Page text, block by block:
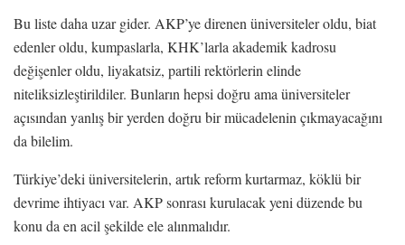
Bu liste daha uzar gider. AKP’ye direnen üniversiteler oldu, biat
edenler oldu, kumpaslarla, KHK’larla akademik kadrosu
değişenler oldu, liyakatsiz, partili rektörlerin elinde
niteliksizleştirildiler. Bunların hepsi doğru ama üniversiteler
açısından yanlış bir yerden doğru bir mücadelenin çıkmayacağını
da bilelim.
Türkiye’deki üniversitelerin, artık reform kurtarmaz, köklü bir
devrime ihtiyacı var. AKP sonrası kurulacak yeni düzende bu
konu da en acil şekilde ele alınmalıdır.